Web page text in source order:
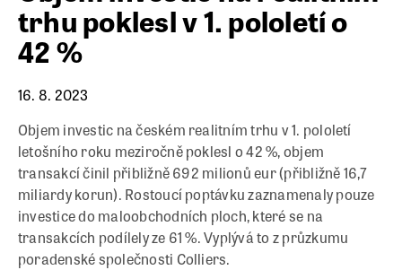
trhu poklesl v 1. pololetí o
42 %
16. 8. 2023
Objem investic na českém realitním trhu v 1. pololetí
letošního roku meziročně poklesl o 42 %, objem
transakcí činil přibližně 692 milionů eur (přibližně 16,7
miliardy korun). Rostoucí poptávku zaznamenaly pouze
investice do maloobchodních ploch, které se na
transakcích podílely ze 61 %. Vyplývá to z průzkumu
poradenské společnosti Colliers.